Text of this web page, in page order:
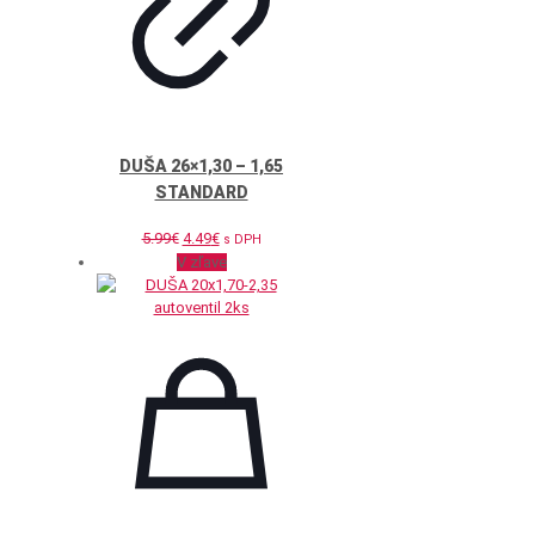
DUŠA 26×1,30 – 1,65
STANDARD
5.99€ Pôvodná
cena
bola:
5.99€.
4.49€Aktuálna
cena
je:
4.49€.
s DPH
V zľave